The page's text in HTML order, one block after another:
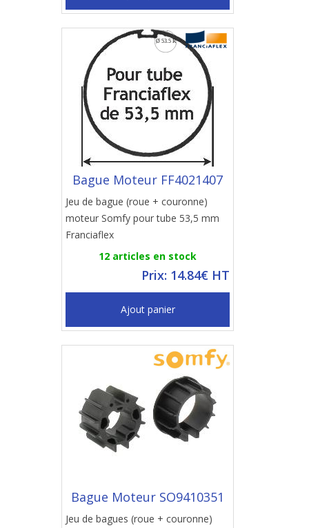
Bague Moteur FF4021407
Jeu de bague (roue + couronne)
moteur Somfy pour tube 53,5 mm
Franciaflex
12 articles en stock
Prix: 14.84€ HT
Ajout panier
Bague Moteur SO9410351
Jeu de bagues (roue + couronne)